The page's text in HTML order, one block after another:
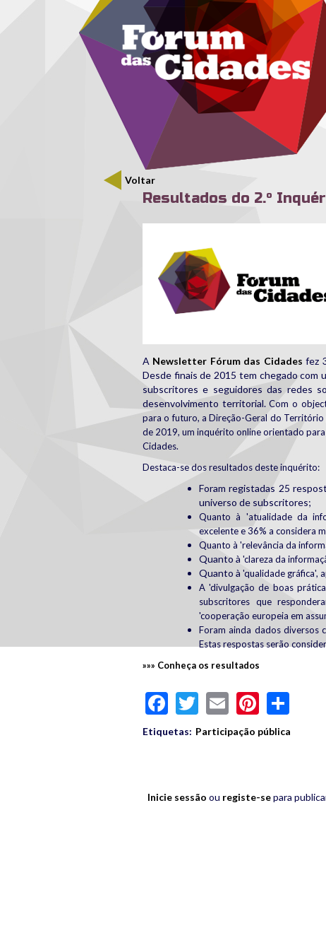
Passar para o conteúdo principalMenu secundário
Voltar
Resultados do 2.º
A Newsletter Fórum das Cidades fez
Desde finais de 2015 tem chegado com
subscritores e seguidores das redes
desenvolvimento territorial.Com o
para o futuro, a Direção-Geral do
de 2019, um inquérito online orientado
Cidades.
Destaca-se dos resultados deste inquérito:
Foram registadas 25
universo de subscritores;
Quanto à 'atualidade da
excelente e 36% a considera
Quanto à 'relevância da
Quanto à 'clareza da
Quanto à 'qualidade gráfica',
A 'divulgação de boas
subscritores que
'cooperação europeia em
Foram ainda dados diversos
Estas respostas serão
»»» Conheça os resultados
Facebook
Twitter
Email
Etiquetas: Participação pública
Inicie sessão ou registe-separa